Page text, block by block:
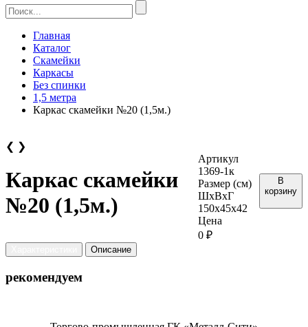
Главная
Каталог
Скамейки
Каркасы
Без спинки
1,5 метра
Каркас скамейки №20 (1,5м.)
❮ ❯
Каркас скамейки
№20 (1,5м.)
Артикул
1369-1к
Размер (см)
ШхВхГ
150х45х42
Цена
0 ₽
В
корзину
Описание
рекомендуем